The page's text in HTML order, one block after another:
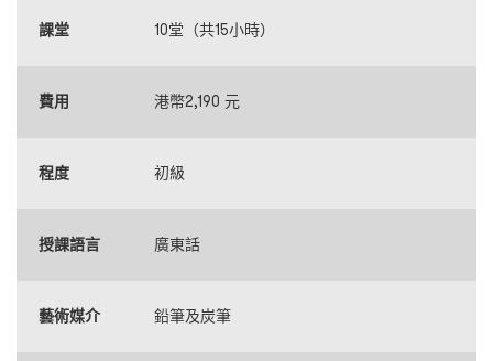
課堂 10堂（共15小時）
費用 港幣2,190 元
程度 初級
授課語言 廣東話
藝術媒介 鉛筆及炭筆